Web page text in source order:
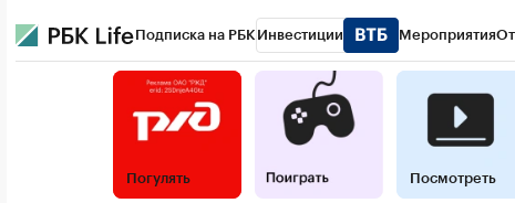
Подписка на РБК Инвестиции Мероприятия
РБК LifeТренды ВизионерыНациональные проекты
Конференции СПб Спецпроекты Проверка
Погулять Посмотреть